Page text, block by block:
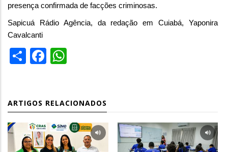
presença confirmada de facções criminosas.
Sapicuá Rádio Agência, da redação em Cuiabá, Yaponira
Cavalcanti
ShareFacebook
ARTIGOS RELACIONADOS